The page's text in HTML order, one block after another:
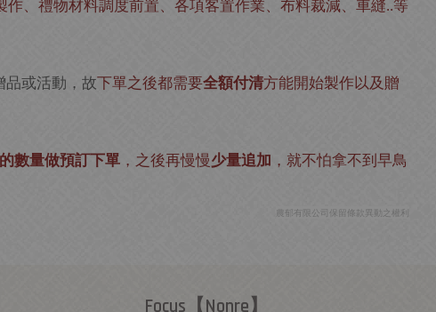
作、禮物材料調度前置、各項客置作業、布料裁減、車縫..等
品或活動，故下單之後都需要全額付清方能開始製作以及贈
數量做預訂下單 ，之後再慢慢少量追加 ，就不怕拿不到早鳥
農郁有限公司保留條款異動之權利
Focus【Nonre】